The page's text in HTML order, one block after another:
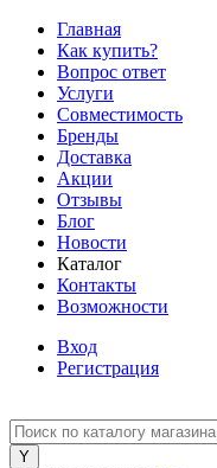
Главная
Как купить?
Вопрос ответ
Услуги
Совместимость
Бренды
Доставка
Акции
Отзывы
Блог
Новости
Каталог
Контакты
Возможности
Вход
Регистрация